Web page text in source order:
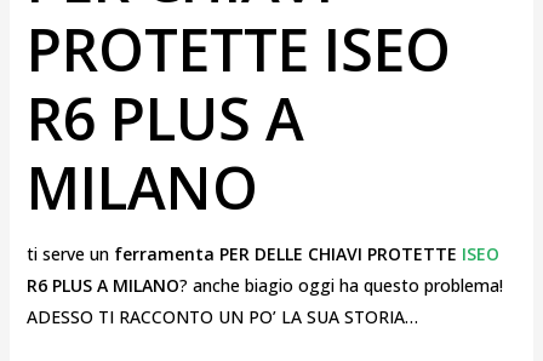
PROTETTE ISEO
R6 PLUS A
MILANO
ti serve un ferramenta PER DELLE CHIAVI PROTETTE ISEO
R6 PLUS A MILANO? anche biagio oggi ha questo problema!
ADESSO TI RACCONTO UN PO’ LA SUA STORIA…